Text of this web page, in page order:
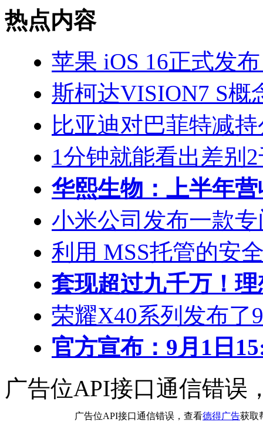
热点内容
苹果 iOS 16正式发
斯柯达VISION7 S概
比亚迪对巴菲特减
1分钟就能看出差别2
华熙生物：上半年营
小米公司发布一款专
利用 MSS托管的安
套现超过九千万！
荣耀X40系列发布了
官方宣布：9月1日
广告位API接口通信错误
广告位API接口通信错误，查看德得广告获取